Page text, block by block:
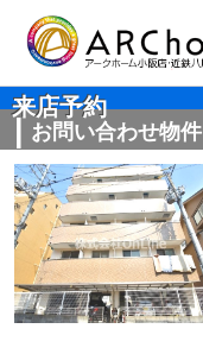
来店予約
お問い合わせ物件